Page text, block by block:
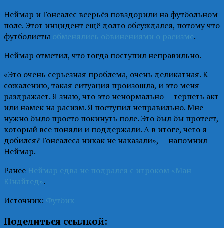
Неймар и Гонсалес всерьёз повздорили на футбольном
поле. Этот инцидент ещё долго обсуждался, потому что
футболисты обменялись обвинениями о расизме.
Неймар отметил, что тогда поступил неправильно.
«Это очень серьезная проблема, очень деликатная. К
сожалению, такая ситуация произошла, и это меня
раздражает. Я знаю, что это ненормально — терпеть акт
или намек на расизм. Я поступил неправильно. Мне
нужно было просто покинуть поле. Это был бы протест,
который все поняли и поддержали. А в итоге, чего я
добился? Гонсалеса никак не наказали», — напомнил
Неймар.
Ранее Неймар едва не подрался с игроком «Ман
Юнайтед».
Источник: Футбик
Поделиться ссылкой: